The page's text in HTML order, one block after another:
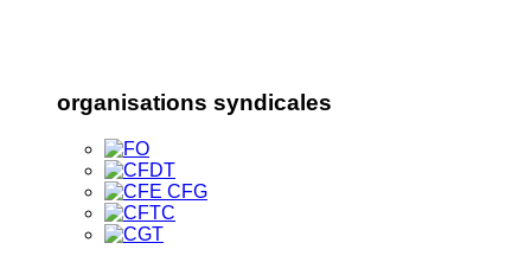
organisations syndicales